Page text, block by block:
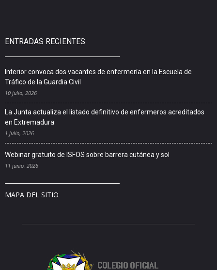
ENTRADAS RECIENTES
Interior convoca dos vacantes de enfermería en la Escuela de
Tráfico de la Guardia Civil
10 julio, 2026
La Junta actualiza el listado definitivo de enfermeros acreditados
en Extremadura
1 julio, 2026
Webinar gratuito de ISFOS sobre barrera cutánea y sol
11 junio, 2026
MAPA DEL SITIO